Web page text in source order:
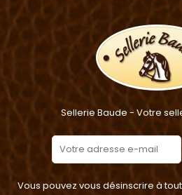
Sellerie Baude - Votre
Vous pouvez vous désinscrire à